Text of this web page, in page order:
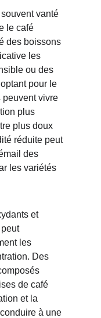
vanté
le café
des boissons
les
ou des
pour le
peuvent vivre
plus
plus doux
réduite peut
des
les variétés
et
les
Des
de café
et la
à une